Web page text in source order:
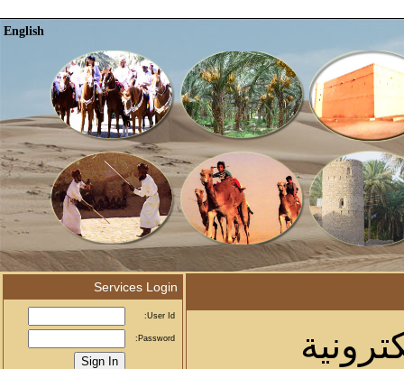
English
Services Login
User Id:
Password: